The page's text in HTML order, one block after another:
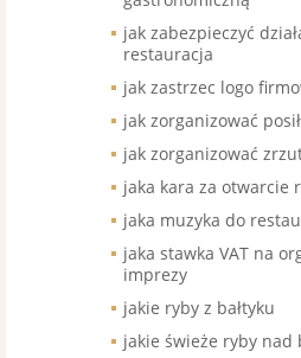
jak zabezpieczyć
restauracja
jak zastrzec logo
jak zorganizować
jak zorganizować
jaka kara za otwarcie
jaka muzyka do
jaka stawka VAT na
imprezy
jakie ryby z bałtyku
jakie świeże ryby nad